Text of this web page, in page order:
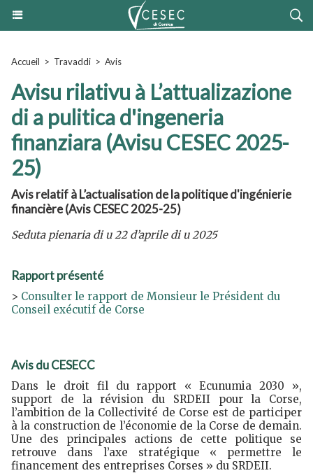
Accueil > Travaddi > Avis
Avisu rilativu à L’attualizazione
di a pulitica d'ingeneria
finanziara (Avisu CESEC 2025-
25)
Avis relatif à L’actualisation de la politique d'ingénierie
financière (Avis CESEC 2025-25)
Seduta pienaria di u 22 d’aprile di u 2025
Rapport présenté
Consulter le rapport de Monsieur le Président du
Conseil exécutif de Corse​
Avis du CESECC
Dans le droit fil du rapport « Ecunumia 2030 »,
support de la révision du SRDEII pour la Corse,
l’ambition de la Collectivité de Corse est de participer
à la construction de l’économie de la Corse de demain.
Une des principales actions de cette politique se
retrouve dans l’axe stratégique « permettre le
financement des entreprises Corses » du SRDEII.